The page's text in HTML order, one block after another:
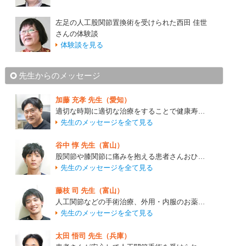
左足の人工股関節置換術を受けられた西田 佳世
さんの体験談
体験談を見る
先生からのメッセージ
加藤 充孝 先生（愛知）
適切な時期に適切な治療をすることで健康寿…
先生のメッセージを全て見る
谷中 惇 先生（富山）
股関節や膝関節に痛みを抱える患者さんおひ…
先生のメッセージを全て見る
藤枝 司 先生（富山）
人工関節などの手術治療、外用・内服のお薬…
先生のメッセージを全て見る
太田 悟司 先生（兵庫）